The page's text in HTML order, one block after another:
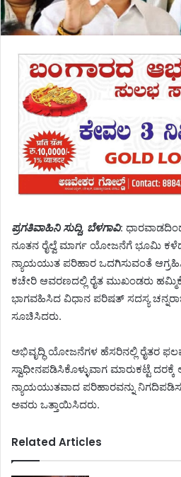
ಪ್ರಗತಿವಾಹಿನಿ ಸುದ್ದಿ, ಬೆಳಗಾವಿ:
ನೂತನ ರೈಲ್ವೆ ಮಾರ್ಗ ಯೋಜನೆಗೆ ಭೂಮಿ
ನ್ಯಾಯಯುತ ಪರಿಹಾರ ಒದಗಿಸುವಂತೆ
ಕಚೇರಿ ಆವರಣದಲ್ಲಿ ರೈತ ಮುಖಂಡರು
ಭಾಗವಹಿಸಿದ ವಿಧಾನ ಪರಿಷತ್ ಸದಸ್ಯ
ಸೂಚಿಸಿದರು.
​ಅಭಿವೃದ್ಧಿ ಯೋಜನೆಗಳ ಹೆಸರಿನಲ್ಲಿ ರೈತರ
ಸ್ವಾಧೀನಪಡಿಸಿಕೊಳ್ಳುವಾಗ ಮಾರುಕಟ್ಟೆ
ನ್ಯಾಯಯುತವಾದ ಪರಿಹಾರವನ್ನು
ಅವರು ಒತ್ತಾಯಿಸಿದರು.
Related Articles